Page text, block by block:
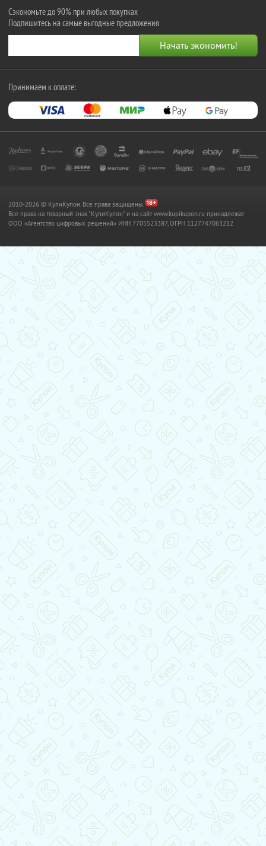
Сэкономьте до 90% при любых покупках
Подпишитесь на самые выгодные предложения
Принимаем к оплате:
2010-2026 © КупиКупон. Все права защищены.
Все права на товарный знак "КупиКупон" и на сайт www.kupikupon.ru принадлежат
OOO «Агентство цифровых решений» ИНН 7705523387, ОГРН 1127747063212